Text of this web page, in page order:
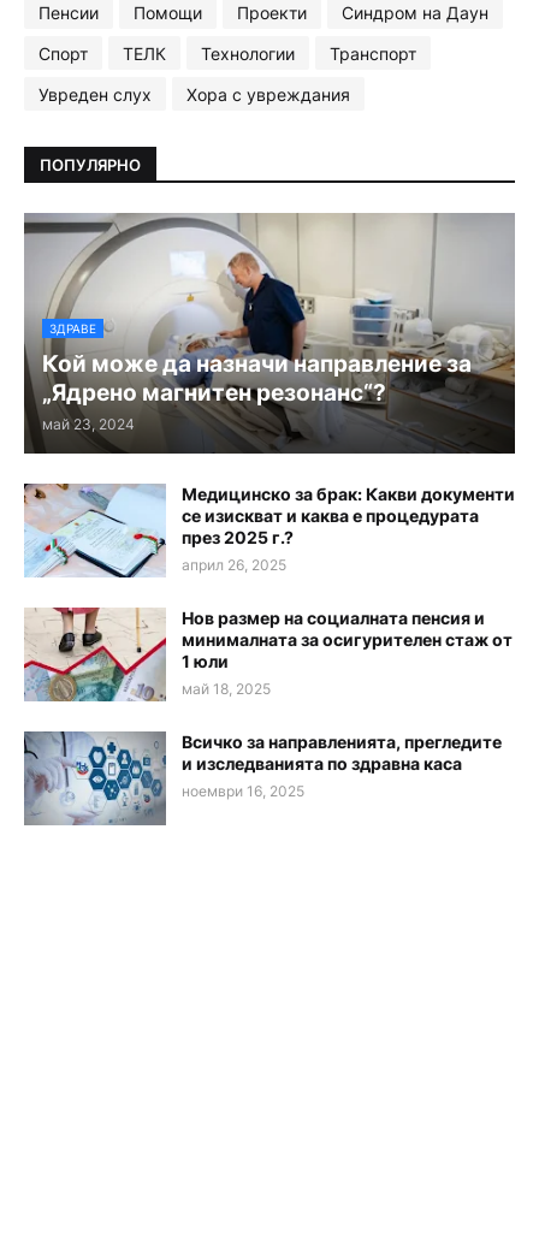
Пенсии
Помощи Проекти
Синдром на Даун
Спорт
ТЕЛК Технологии
Транспорт
Увреден слух
Хора с увреждания
ПОПУЛЯРНО
ЗДРАВЕ
Кой може да назначи направление за
„Ядрено магнитен резонанс“?
май 23, 2024
Медицинско за брак: Какви документи
се изискват и каква е процедурата
през 2025 г.?
април 26, 2025
Нов размер на социалната пенсия и
минималната за осигурителен стаж от
1 юли
май 18, 2025
Всичко за направленията, прегледите
и изследванията по здравна каса
ноември 16, 2025